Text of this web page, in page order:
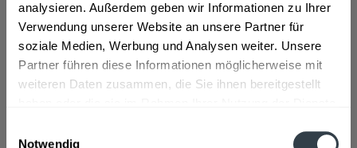
analysieren. Außerdem geben wir Informationen zu Ihrer
Verwendung unserer Website an unsere Partner für
soziale Medien, Werbung und Analysen weiter. Unsere
Partner führen diese Informationen möglicherweise mit
weiteren Daten zusammen, die Sie ihnen bereitgestellt
Notwendig
Artikel-Nr.:
32209
Verfügbar in:
Frankfurt am Main ,Hanau,Oberursel,Dreieich,Maintal,Neu-
Isenburg, Bad Vilbel,Eschborn,Bruchköbel,Erlensee,
Hammersbach , Neuberg Offenbach
Rodenbach ,Steinbach (Taunus)
mehr